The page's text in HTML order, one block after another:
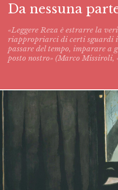
Da nessuna
«Leggere Reza è estrarre la
riappropriarci di certi sguardi
passare del tempo, imparare a
posto nostro» (Marco Missiroli,